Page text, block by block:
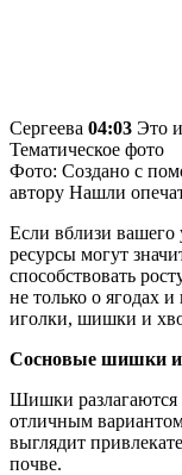
Сергеева 04:03 Это
Тематическое фото
Фото: Создано с
автору Нашли
Если вблизи вашего
ресурсы могут
способствовать
не только о ягодах
иголки, шишки и
Сосновые шишки и
Шишки разлагаются
отличным
выглядит
почве.